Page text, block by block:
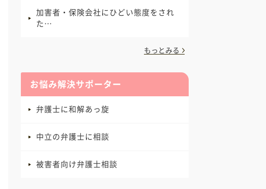
加害者・保険会社にひどい態度をされ
た…
もっとみる
お悩み解決サポーター
弁護士に和解あっ旋
中立の弁護士に相談
被害者向け弁護士相談